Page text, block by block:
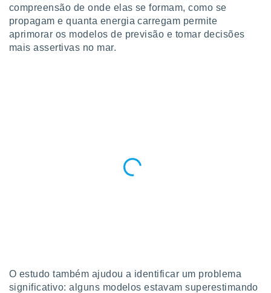
compreensão de onde elas se formam, como se
propagam e quanta energia carregam permite
aprimorar os modelos de previsão e tomar decisões
mais assertivas no mar.
O estudo também ajudou a identificar um problema
significativo: alguns modelos estavam superestimando